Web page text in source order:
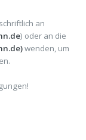
an
) oder an die
wenden, um